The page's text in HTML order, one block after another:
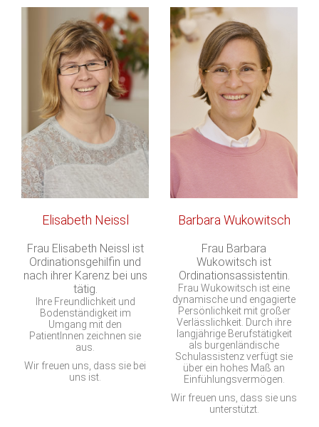
Elisabeth Neissl
Frau Elisabeth Neissl ist
Ordinationsgehilfin und
nach ihrer Karenz bei uns
tätig.
Ihre Freundlichkeit und
Bodenständigkeit im
Umgang mit den
PatientInnen zeichnen sie
aus.
Wir freuen uns, dass sie bei
uns ist.
Barbara Wukowitsch
Frau Barbara
Wukowitsch ist
Ordinationsassistentin.
Frau Wukowitsch ist eine
dynamische und engagierte
Persönlichkeit mit großer
Verlässlichkeit. Durch ihre
langjährige Berufstätigkeit
als burgenländische
Schulassistenz verfügt sie
über ein hohes Maß an
Einfühlungsvermögen.
Wir freuen uns, dass sie uns
unterstützt.